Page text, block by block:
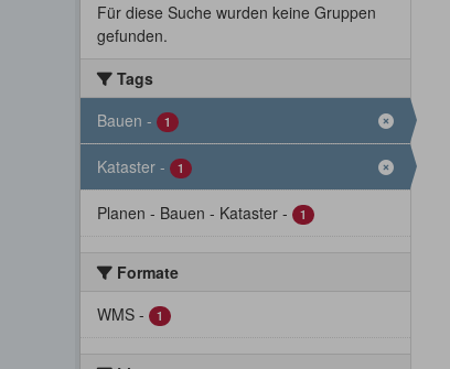
Für diese Suche wurden keine Gruppen
gefunden.
Tags
Bauen - 1
Kataster - 1
Planen - Bauen - Kataster - 1
Formate
WMS - 1